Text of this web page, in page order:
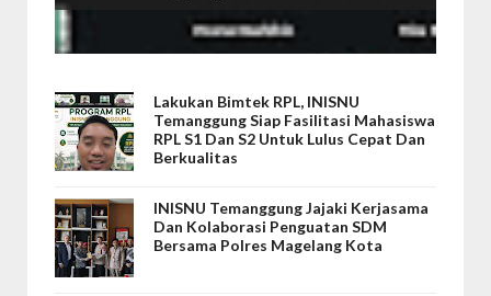
Lakukan Bimtek RPL, INISNU
Temanggung Siap Fasilitasi Mahasiswa
RPL S1 Dan S2 Untuk Lulus Cepat Dan
Berkualitas
INISNU Temanggung Jajaki Kerjasama
Dan Kolaborasi Penguatan SDM
Bersama Polres Magelang Kota